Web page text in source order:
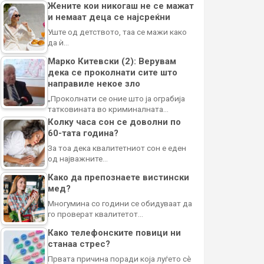
Жените кои никогаш не се мажат
и немаат деца се најсреќни
Уште од детството, таа се мажи како
да ѝ…
Марко Китевски (2): Верувам
дека се проколнати сите што
направиле некое зло
„Проколнати се оние што ја ограбија
татковината во криминалната…
Колку часа сон се доволни по
60-тата година?
За тоа дека квалитетниот сон е еден
од најважните…
Како да препознаете вистински
мед?
Многумина со години се обидуваат да
го проверат квалитетот…
Како телефонските повици ни
станаа стрес?
Првата причина поради која луѓето сè